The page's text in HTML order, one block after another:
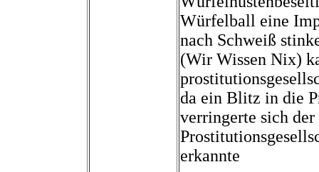
Würfelball eine
nach Schweiß
(Wir Wissen Nix)
da ein Blitz in die
verringerte sich
erkannte